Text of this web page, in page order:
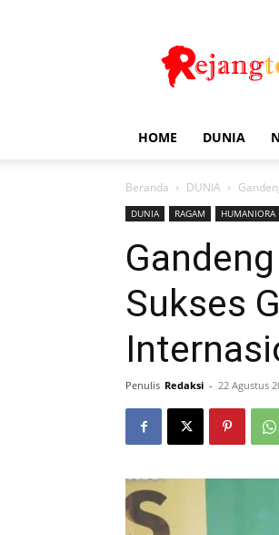
HOME DUNIA
Beranda DUNIA
DUNIA RAGAM HUMANIORA
Sukses
Penulis Redaksi - 22 Agustus